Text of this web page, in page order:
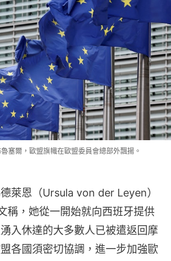
塞爾，歐盟旗幟在歐盟委員會總部外飄揚。
萊恩（Ursula von der Leyen）
稱，她從一開始就向西班牙提供
入休達的大多數人已被遣返回摩
各國須密切協調，進一步加強歐